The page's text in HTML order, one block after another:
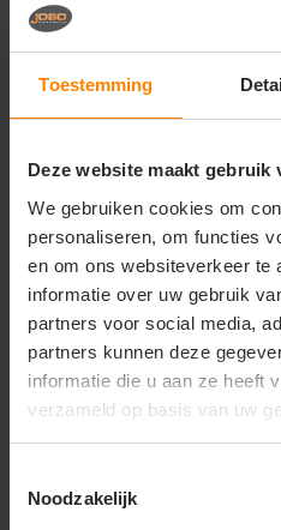
Toestemming
Deze website maakt gebruik
We gebruiken cookies om
personaliseren, om functies
en om ons websiteverkeer te
informatie over uw gebruik
partners voor social media,
partners kunnen deze
informatie die u aan ze heeft
verzameld op basis van uw
Noodzakelijk
Vragen? Neem
op met onze
call +31(0)418 511 972
mail
store Bezoek onze
Provincialeweg 59 -
Dit vind je
Items van productcarrousel